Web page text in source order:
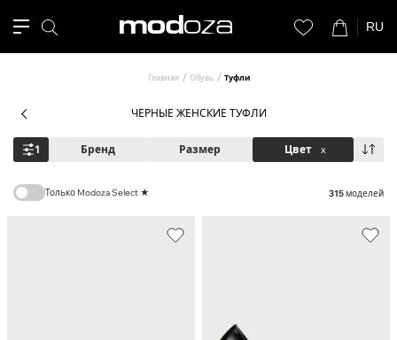
RU
Главная Обувь Туфли
ЧЕРНЫЕ ЖЕНСКИЕ ТУФЛИ
1 Бренд Размер Цвет x
Только Modoza Select ★ 315моделей